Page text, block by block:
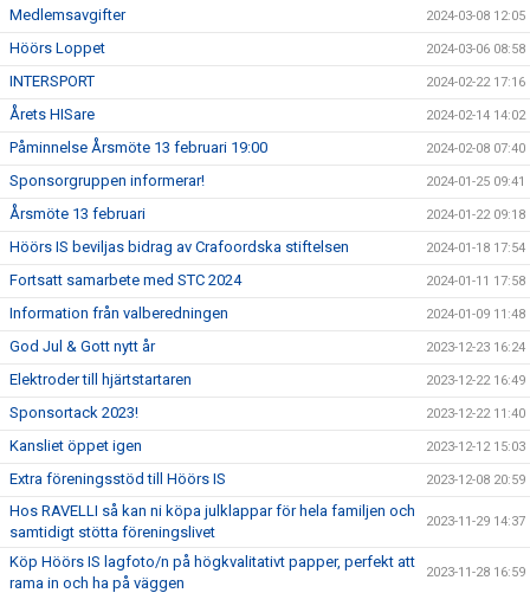
Medlemsavgifter 2024-03-08 12:05
Höörs Loppet 2024-03-06 08:58
INTERSPORT 2024-02-22 17:16
Årets HISare 2024-02-14 14:02
Påminnelse Årsmöte 13 februari 19:00 2024-02-08 07:40
Sponsorgruppen informerar! 2024-01-25 09:41
Årsmöte 13 februari 2024-01-22 09:18
Höörs IS beviljas bidrag av Crafoordska stiftelsen 2024-01-18 17:54
Fortsatt samarbete med STC 2024 2024-01-11 17:58
Information från valberedningen 2024-01-09 11:48
God Jul & Gott nytt år 2023-12-23 16:24
Elektroder till hjärtstartaren 2023-12-22 16:49
Sponsortack 2023! 2023-12-22 11:40
Kansliet öppet igen 2023-12-12 15:03
Extra föreningsstöd till Höörs IS 2023-12-08 20:59
Hos RAVELLI så kan ni köpa julklappar för hela familjen och
samtidigt stötta föreningslivet
2023-11-29 14:37
Köp Höörs IS lagfoto/n på högkvalitativt papper, perfekt att
rama in och ha på väggen
2023-11-28 16:59